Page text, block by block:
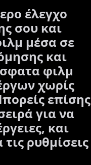
έλεγχο
σου και
μέσα σε
και
φιλμ
χωρίς
επίσης
για να
και
ρυθμίσεις